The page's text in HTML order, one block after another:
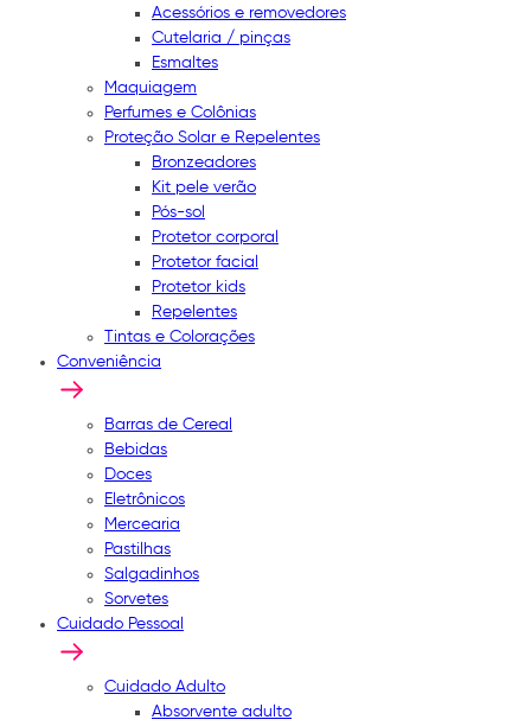
Acessórios e removedores
Cutelaria / pinças
Esmaltes
Maquiagem
Perfumes e Colônias
Proteção Solar e Repelentes
Bronzeadores
Kit pele verão
Pós-sol
Protetor corporal
Protetor facial
Protetor kids
Repelentes
Tintas e Colorações
Conveniência
Barras de Cereal
Bebidas
Doces
Eletrônicos
Mercearia
Pastilhas
Salgadinhos
Sorvetes
Cuidado Pessoal
Cuidado Adulto
Absorvente adulto